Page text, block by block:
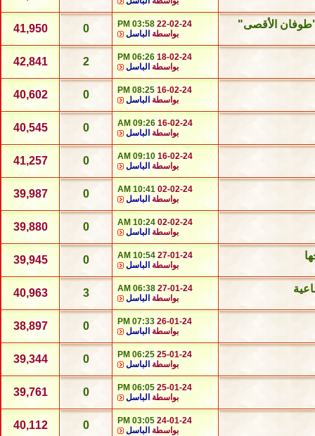
22-02-24
03:58 PM
بواسطة الباسل 0
41,950
18-02-24
06:26 PM
بواسطة الباسل 2
42,841
16-02-24
08:25 PM
بواسطة الباسل 0
40,602
16-02-24
09:26 AM
بواسطة الباسل 0
40,545
16-02-24
09:10 AM
بواسطة الباسل 0
41,257
02-02-24
10:41 AM
بواسطة الباسل 0
39,987
02-02-24
10:24 AM
بواسطة الباسل 0
39,880
27-01-24
10:54 AM
بواسطة الباسل 0
39,945
27-01-24
06:38 AM
بواسطة الباسل 3
40,963
26-01-24
07:33 PM
بواسطة الباسل 0
38,897
25-01-24
06:25 PM
بواسطة الباسل 0
39,344
25-01-24
06:05 PM
بواسطة الباسل 0
39,761
24-01-24
03:05 PM
بواسطة الباسل 0
40,112